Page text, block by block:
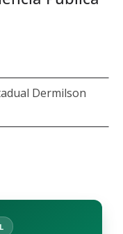
Dermilson